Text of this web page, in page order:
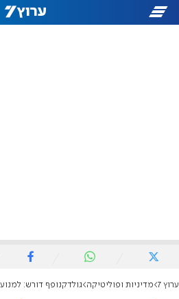
ערוץ 7 מדיניות ופוליטיקה גולדקנופף דורש: למנוע את